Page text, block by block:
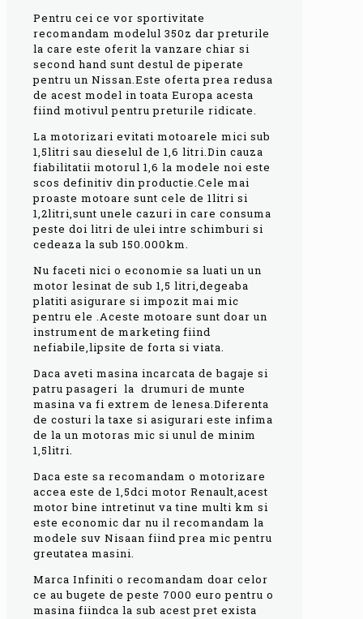
Pentru cei ce vor sportivitate
recomandam modelul 350z dar preturile
la care este oferit la vanzare chiar si
second hand sunt destul de piperate
pentru un Nissan.Este oferta prea redusa
de acest model in toata Europa acesta
fiind motivul pentru preturile ridicate.
La motorizari evitati motoarele mici sub
1,5litri sau dieselul de 1,6 litri.Din cauza
fiabilitatii motorul 1,6 la modele noi este
scos definitiv din productie.Cele mai
proaste motoare sunt cele de 1litri si
1,2litri,sunt unele cazuri in care consuma
peste doi litri de ulei intre schimburi si
cedeaza la sub 150.000km.
Nu faceti nici o economie sa luati un un
motor lesinat de sub 1,5 litri,degeaba
platiti asigurare si impozit mai mic
pentru ele .Aceste motoare sunt doar un
instrument de marketing fiind
nefiabile,lipsite de forta si viata.
Daca aveti masina incarcata de bagaje si
patru pasageri la drumuri de munte
masina va fi extrem de lenesa.Diferenta
de costuri la taxe si asigurari este infima
de la un motoras mic si unul de minim
1,5litri.
Daca este sa recomandam o motorizare
accea este de 1,5dci motor Renault,acest
motor bine intretinut va tine multi km si
este economic dar nu il recomandam la
modele suv Nisaan fiind prea mic pentru
greutatea masini.
Marca Infiniti o recomandam doar celor
ce au bugete de peste 7000 euro pentru o
masina fiindca la sub acest pret exista